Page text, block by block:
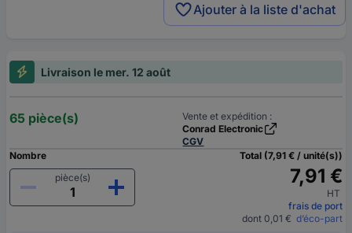
Ajouter à la liste d'achat
Livraison le mer. 12 août
65 pièce(s)
Vente et expédition :
Conrad Electronic
CGV
Nombre
pièce(s)
Total (7,91 € / unité(s))
7,91 €
HT
frais de port
dont 0,01 € d’éco-part